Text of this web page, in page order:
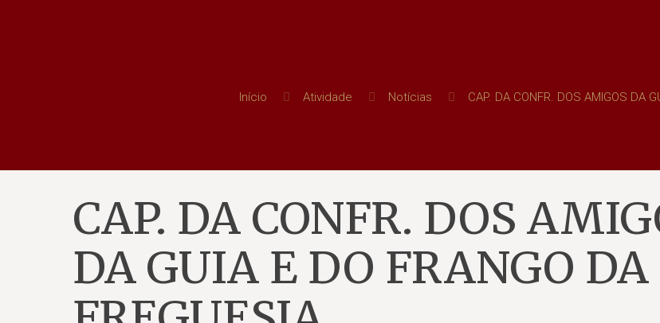
Início Atividade Notícias CAP. DA CONFR. DOS AMIGOS DA
CAP. DA CONFR. DOS
DA GUIA E DO FRANGO DA